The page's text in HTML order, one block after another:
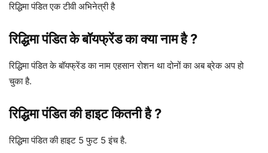
रिद्ध‍िमा पंडित एक टीवी अभिनेत्री है
रिद्ध‍िमा पंडित के बॉयफ्रेंड का क्या नाम है ?
रिद्ध‍िमा पंडित के बॉयफ्रेंड का नाम एहसान रोशन था दोनों का अब ब्रेक अप हो
चुका है.
रिद्ध‍िमा पंडित की हाइट कितनी है ?
रिद्ध‍िमा पंडित की हाइट 5 फुट 5 इंच है.